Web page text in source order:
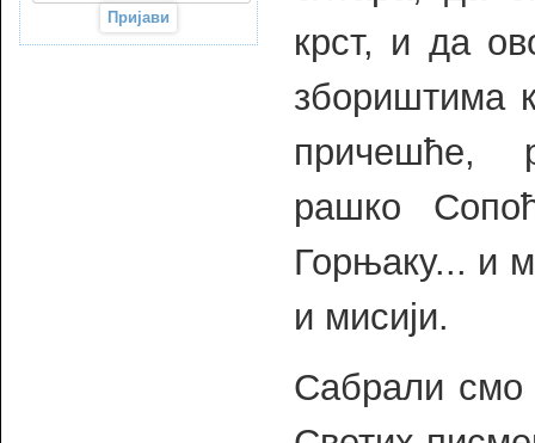
крст, и да
збориштима
причешће,
рашко
Горњаку... и
и мисији.
Сабрали